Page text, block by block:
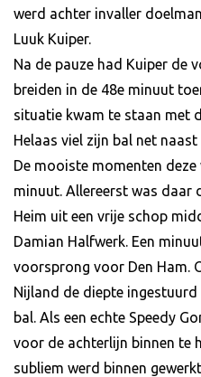
werd achter invaller
Luuk Kuiper.
Na de pauze had Kuiper de
breiden in de 48e minuut
situatie kwam te staan met
Helaas viel zijn bal net
De mooiste momenten
minuut. Allereerst was daar
Heim uit een vrije schop
Damian Halfwerk. Een
voorsprong voor Den Ham.
Nijland de diepte
bal. Als een echte Speedy
voor de achterlijn binnen te
subliem werd binnen